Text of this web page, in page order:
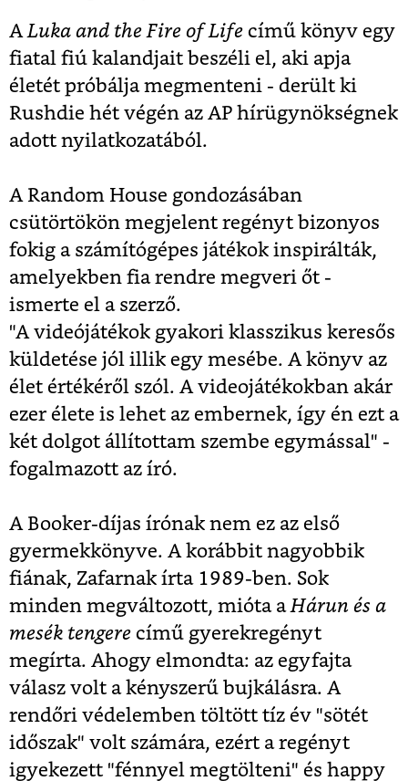
A Luka and the Fire of Life című könyv egy
fiatal fiú kalandjait beszéli el, aki apja
életét próbálja megmenteni - derült ki
Rushdie hét végén az AP hírügynökségnek
adott nyilatkozatából.
A Random House gondozásában
csütörtökön megjelent regényt bizonyos
fokig a számítógépes játékok inspirálták,
amelyekben fia rendre megveri őt -
ismerte el a szerző.
"A videójátékok gyakori klasszikus keresős
küldetése jól illik egy mesébe. A könyv az
élet értékéről szól. A videojátékokban akár
ezer élete is lehet az embernek, így én ezt a
két dolgot állítottam szembe egymással" -
fogalmazott az író.
A Booker-díjas írónak nem ez az első
gyermekkönyve. A korábbit nagyobbik
fiának, Zafarnak írta 1989-ben. Sok
minden megváltozott, mióta aHárun és a
mesék tengere című gyerekregényt
megírta. Ahogy elmondta: az egyfajta
válasz volt a kényszerű bujkálásra. A
rendőri védelemben töltött tíz év "sötét
időszak" volt számára, ezért a regényt
igyekezett "fénnyel megtölteni" és happy